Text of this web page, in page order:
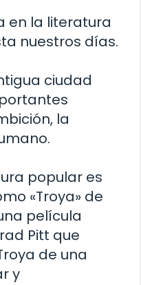
en la literatura
nuestros días.
ciudad
la
popular es
«Troya» de
película
Pitt que
de una
y